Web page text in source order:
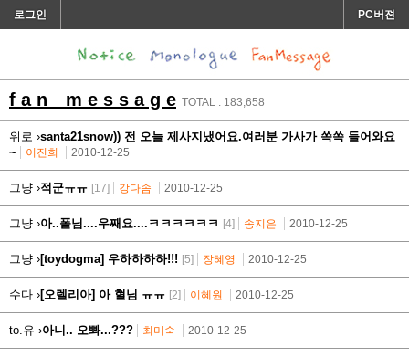
로그인 PC버젼
f a n m e s s a g e TOTAL : 183,658
위로 ›santa21snow)) 전 오늘 제사지냈어요.여러분 가사가 쏙쏙 들어와요
~
이진희 2010-12-25
그냥 ›적군ㅠㅠ [17] 강다솜 2010-12-25
그냥 ›아..폴님....우째요....ㅋㅋㅋㅋㅋㅋ [4] 송지은 2010-12-25
그냥 ›[toydogma] 우하하하하!!! [5] 장혜영 2010-12-25
수다 ›[오렐리아] 아 혈님 ㅠㅠ [2] 이혜원 2010-12-25
to.유 ›아니.. 오뽜...??? 최미숙 2010-12-25